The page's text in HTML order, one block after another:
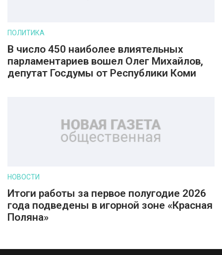
ПОЛИТИКА
В число 450 наиболее влиятельных
парламентариев вошел Олег Михайлов,
депутат Госдумы от Республики Коми
НОВОСТИ
Итоги работы за первое полугодие 2026
года подведены в игорной зоне «Красная
Поляна»